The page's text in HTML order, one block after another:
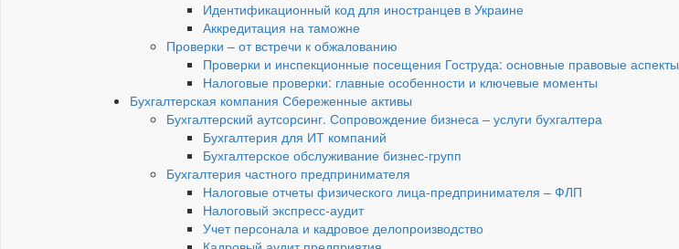
Идентификационный код для иностранцев в Украине
Аккредитация на таможне
Проверки – от встречи к обжалованию
Проверки и инспекционные посещения Гоструда: основные правовые аспекты
Налоговые проверки: главные особенности и ключевые моменты
Бухгалтерская компания Сбереженные активы
Бухгалтерский аутсорсинг. Сопровождение бизнеса – услуги бухгалтера
Бухгалтерия для ИТ компаний
Бухгалтерское обслуживание бизнес-групп
Бухгалтерия частного предпринимателя
Налоговые отчеты физического лица-предпринимателя – ФЛП
Налоговый экспресс-аудит
Учет персонала и кадровое делопроизводство